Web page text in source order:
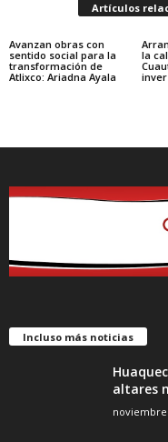
Artículos
Avanzan obras con
sentido social para la
transformación de
Atlixco: Ariadna Ayala
la
Incluso más noticias
altares
noviembre